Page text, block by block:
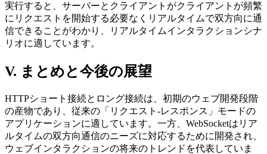
実行すると、サーバーとクライアントがクライアントが頻繁
にリクエストを開始する必要なくリアルタイムで双方向に通
信できることがわかり、リアルタイムインタラクションシナ
リオに適しています。
V. まとめと今後の展望
HTTPショート接続とロング接続は、初期のウェブ開発段階
の産物であり、従来の「リクエスト-レスポンス」モードの
アプリケーションに適しています。一方、WebSocketはリア
ルタイムの双方向通信のニーズに対応するために開発され、
ウェブインタラクションの将来のトレンドを代表していま